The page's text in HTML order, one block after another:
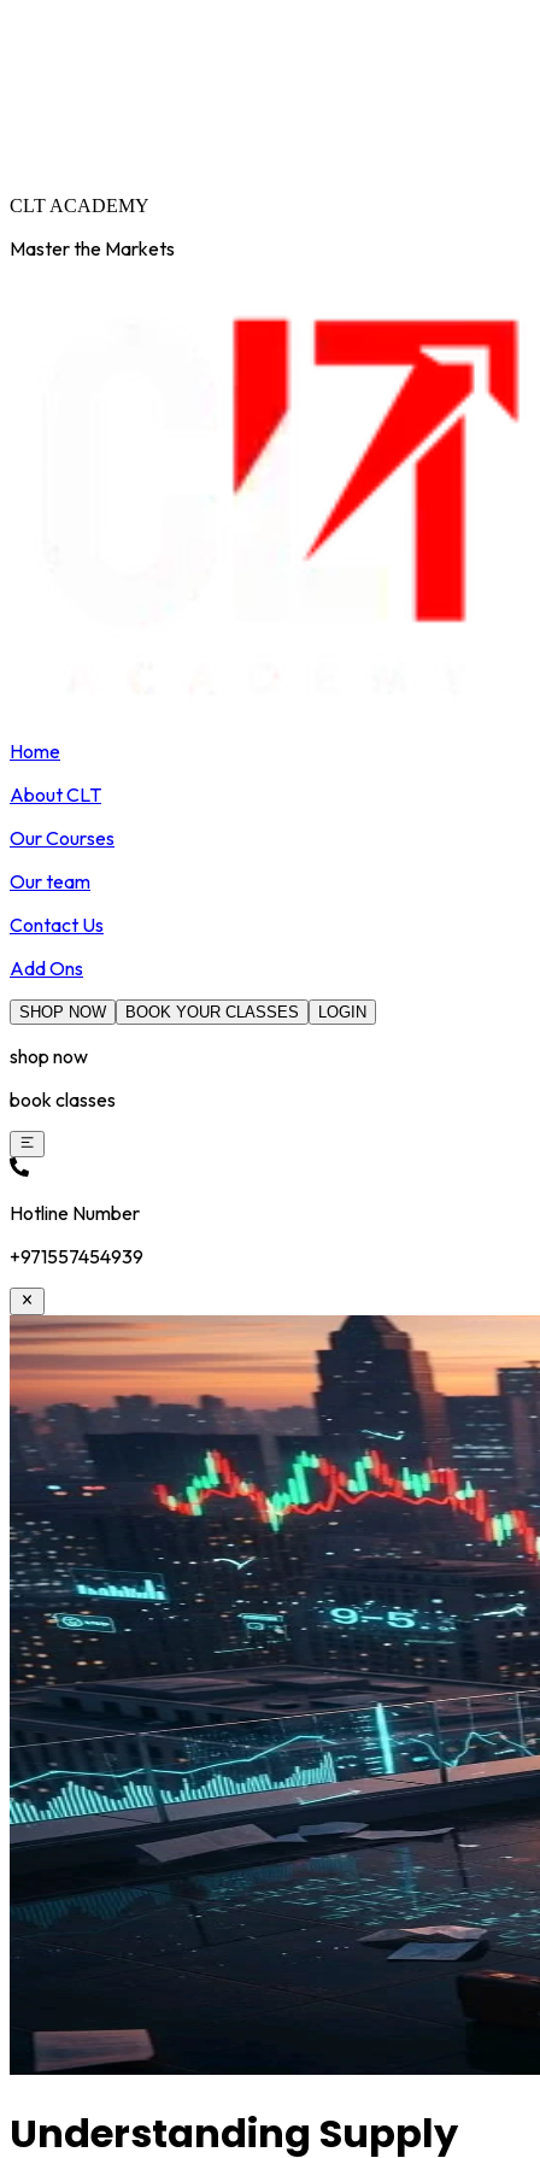
CLT ACADEMY
Master the Markets
Home
About CLT
Our Courses
Our team
Contact Us
Add Ons
SHOP NOW BOOK YOUR CLASSES LOGIN
shop now
book classes
Hotline Number
+971557454939
Understanding Supply